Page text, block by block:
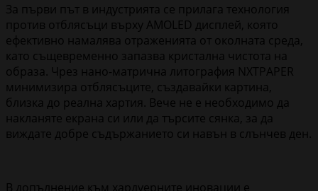
За първи път в индустрията се прилага технология
против отблясъци върху AMOLED дисплей, която
ефективно намалява отраженията от околната среда,
като същевременно запазва кристална чистота на
образа. Чрез нано-матрична литография NXTPAPER
минимизира отблясъците, създавайки картина,
близка до реална хартия. Вече не е необходимо да
накланяте екрана си или да търсите сянка, за да
виждате добре съдържанието си навън в слънчев ден.
В допълнение към хардуерните иновации е